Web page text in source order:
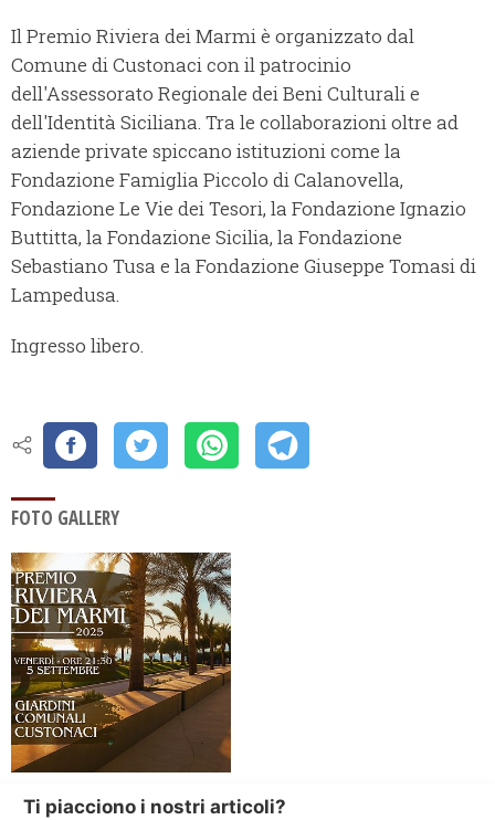
Il Premio Riviera dei Marmi è organizzato dal
Comune di Custonaci con il patrocinio
dell'Assessorato Regionale dei Beni Culturali e
dell'Identità Siciliana. Tra le collaborazioni oltre ad
aziende private spiccano istituzioni come la
Fondazione Famiglia Piccolo di Calanovella,
Fondazione Le Vie dei Tesori, la Fondazione Ignazio
Buttitta, la Fondazione Sicilia, la Fondazione
Sebastiano Tusa e la Fondazione Giuseppe Tomasi di
Lampedusa.
Ingresso libero.
FOTO GALLERY
Ti piacciono i nostri articoli?